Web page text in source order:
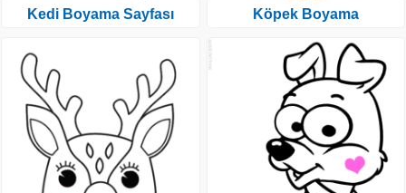
Kedi Boyama Sayfası Köpek Boyama